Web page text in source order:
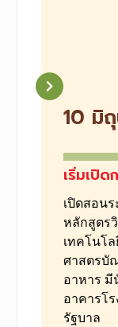
10 มิ
เริ่มเปิด
เปิดสอน
หลักสูตร
เทคโนโ
ศาสตรบั
อาหาร มี
อาคารโ
รัฐบาล